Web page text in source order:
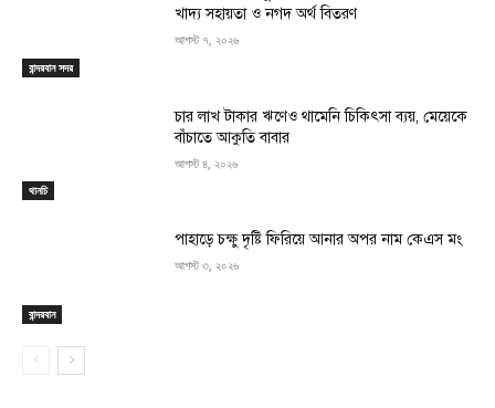
বান্দরবান সদর
খাদ্য সহায়তা ও নগদ অর্থ বিতরণ
আগস্ট ৭, ২০২৬
থানচি
চার লাখ টাকার ঋণেও থামেনি চিকিৎসা ব্যয়, মেয়েকে
বাঁচাতে আকুতি বাবার
আগস্ট ৪, ২০২৬
বান্দরবান
পাহাড়ে চক্ষু দৃষ্টি ফিরিয়ে আনার অপর নাম কেএস মং
আগস্ট ৩, ২০২৬